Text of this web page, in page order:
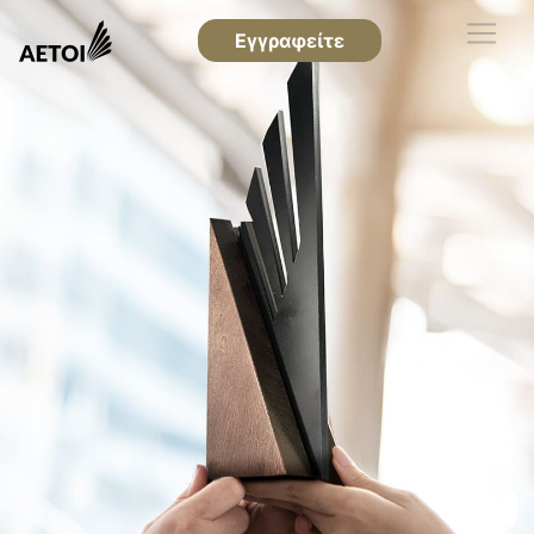
Εγγραφείτε